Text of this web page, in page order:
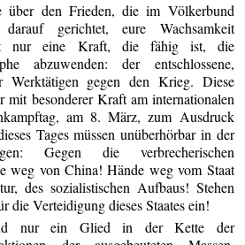
über den Frieden, die im Völkerbund
gerichtet, eure Wachsamkeit
nur eine Kraft, die fähig ist, die
abzuwenden: der entschlossene,
Werktätigen gegen den Krieg. Diese
mit besonderer Kraft am internationalen
am 8. März, zum Ausdruck
Tages müssen unüberhörbar in der
Gegen die verbrecherischen
weg von China! Hände weg vom Staat
des sozialistischen Aufbaus! Stehen
die Verteidigung dieses Staates ein!
nur ein Glied in der Kette der